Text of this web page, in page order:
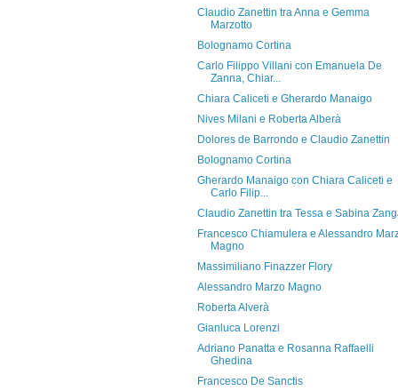
Claudio Zanettin tra Anna e Gemma
Marzotto
Bolognamo Cortina
Carlo Filippo Villani con Emanuela De
Zanna, Chiar...
Chiara Caliceti e Gherardo Manaigo
Nives Milani e Roberta Alberà
Dolores de Barrondo e Claudio Zanettin
Bolognamo Cortina
Gherardo Manaigo con Chiara Caliceti e
Carlo Filip...
Claudio Zanettin tra Tessa e Sabina
Francesco Chiamulera e Alessandro
Magno
Massimiliano Finazzer Flory
Alessandro Marzo Magno
Roberta Alverà
Gianluca Lorenzi
Adriano Panatta e Rosanna Raffaelli
Ghedina
Francesco De Sanctis